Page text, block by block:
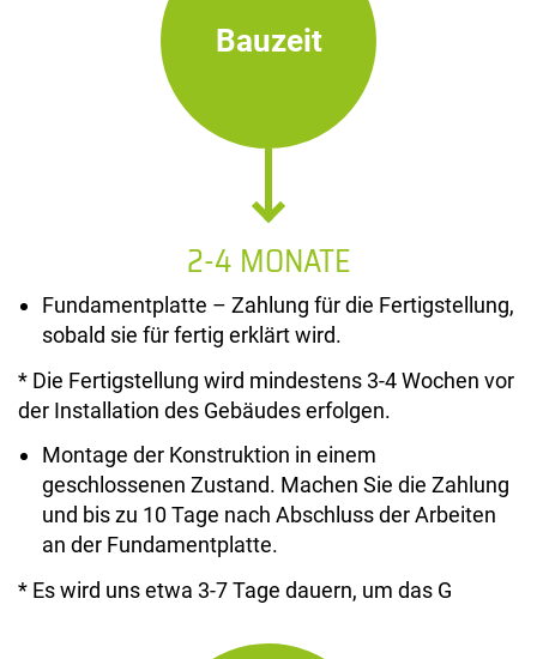
Bauzeit
2-4 MONATE
Fundamentplatte – Zahlung für die Fertigstellung,
sobald sie für fertig erklärt wird.
* Die Fertigstellung wird mindestens 3-4 Wochen vor
der Installation des Gebäudes erfolgen.
Montage der Konstruktion in einem
geschlossenen Zustand. Machen Sie die Zahlung
und bis zu 10 Tage nach Abschluss der Arbeiten
an der Fundamentplatte.
* Es wird uns etwa 3-7 Tage dauern, um das G